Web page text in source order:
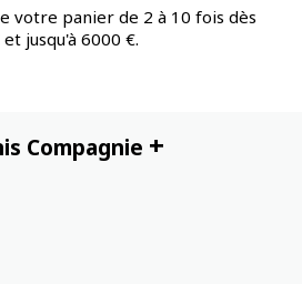
votre panier de 2 à 10 fois dès
jusqu'à 6000 €.
Compagnie +